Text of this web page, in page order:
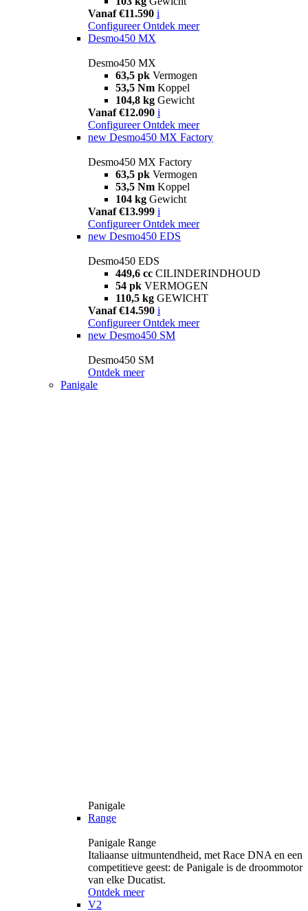
Vanaf €11.590 i
Configureer Ontdek meer
Desmo450 MX
Desmo450 MX
63,5 pk Vermogen
53,5 Nm Koppel
104,8 kg Gewicht
Vanaf €12.090 i
Configureer Ontdek meer
new Desmo450 MX Factory
Desmo450 MX Factory
63,5 pk Vermogen
53,5 Nm Koppel
104 kg Gewicht
Vanaf €13.999 i
Configureer Ontdek meer
new Desmo450 EDS
Desmo450 EDS
449,6 cc CILINDERINDHOUD
54 pk VERMOGEN
110,5 kg GEWICHT
Vanaf €14.590 i
Configureer Ontdek meer
new Desmo450 SM
Desmo450 SM
Ontdek meer
Panigale
Panigale
Range
Panigale Range
Italiaanse uitmuntendheid, met Race DNA en een
competitieve geest: de Panigale is de droommotor
van elke Ducatist.
Ontdek meer
V2